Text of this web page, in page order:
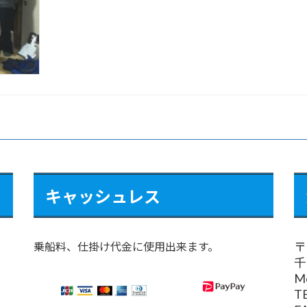
キャッシュレス
乗船料、仕掛け代金に使用出来ます。